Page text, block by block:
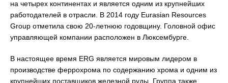
на четырех континентах и является одним из крупнейших
работодателей в отрасли. В 2014 году Eurasian Resources
Group отметила свою 20-летнюю годовщину. Головной офис
управляющей компании расположен в Люксембурге.
В настоящее время ERG является мировым лидером в
производстве феррохрома по содержанию хрома и одним из
крупнейших поставщиков железной руды. Группа также